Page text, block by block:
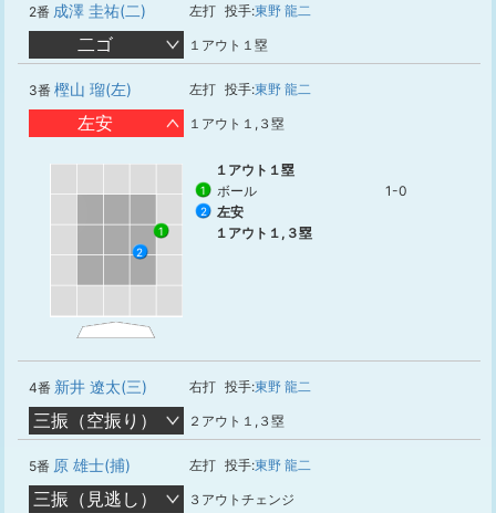
2番 成澤 圭祐(二) 左打 投手:東野 龍二
二ゴ １アウト１塁
3番 樫山 瑠(左) 左打 投手:東野 龍二
左安 １アウト１,３塁
1
2
１アウト１塁
1 ボール 1-0
2
左安
１アウト１,３塁
4番 新井 遼太(三) 右打 投手:東野 龍二
三振（空振り） ２アウト１,３塁
5番 原 雄士(捕) 左打 投手:東野 龍二
三振（見逃し） ３アウトチェンジ